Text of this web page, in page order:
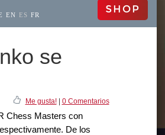
EN ES FR SHOP
se
Me gusta!| 0 Comentarios
Chess Masters con
De los